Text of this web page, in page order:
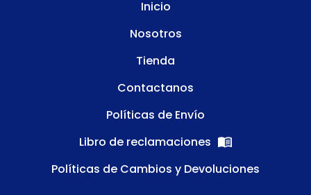
Inicio
Nosotros
Tienda
Contactanos
Políticas de Envío
Libro de reclamaciones
Políticas de Cambios y Devoluciones